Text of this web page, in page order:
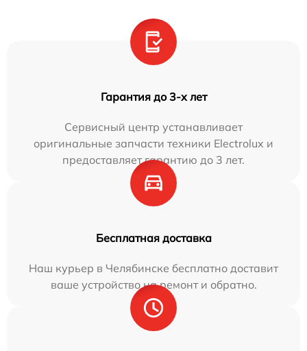
Гарантия до 3-х лет
Сервисный центр устанавливает
оригинальные запчасти техники Electrolux и
предоставляет гарантию до 3 лет.
Бесплатная доставка
Наш курьер в Челябинске бесплатно доставит
ваше устройство на ремонт и обратно.